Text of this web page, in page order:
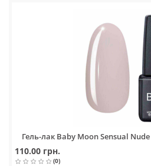
Гель-лак Baby Moon Sensual
110.00 грн.
(0)